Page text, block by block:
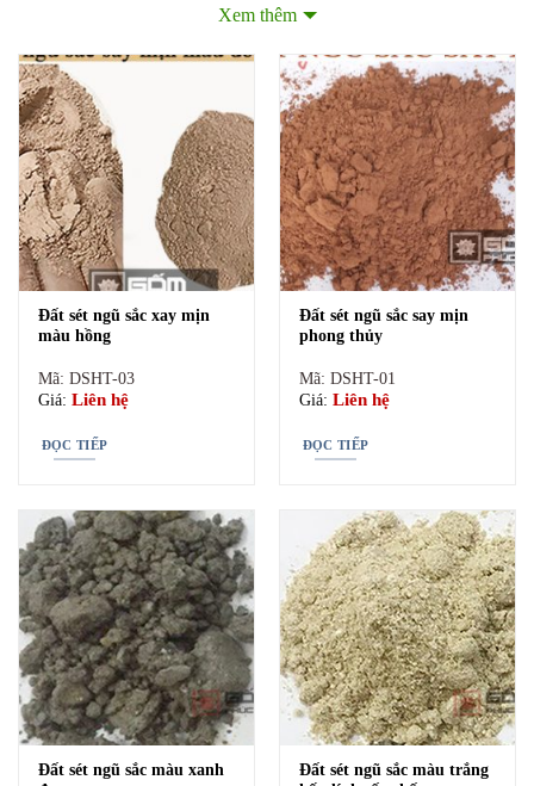
Đất sét ngũ sắc xay mịn
màu hồng
Mã: DSHT-03
Giá:Liên hệ
Đất sét ngũ sắc say mịn
phong thủy
Mã: DSHT-01
Giá:Liên hệ
Đất sét ngũ sắc màu xanh
đen
Giá:Liên hệ
Đất sét ngũ sắc màu trắng
kết dính tốt nhất
Giá:Liên hệ
Xem thêm
Đất sét ngũ sắc xay mịn
màu hồng
Mã: DSHT-03
Giá:Liên hệ
ĐỌC TIẾP
Đất sét ngũ sắc say mịn
phong thủy
Mã: DSHT-01
Giá:Liên hệ
ĐỌC TIẾP
Đất sét ngũ sắc màu xanh
Đất sét ngũ sắc màu trắng